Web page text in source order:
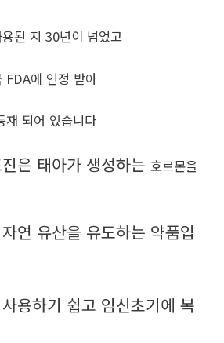
된 지 30년이 넘었고
FDA에 인정 받아
재 되어 있습니다
은 태아가 생성하는 호르몬을
연 유산을 유도하는 약품입
용하기 쉽고 임신초기에 복